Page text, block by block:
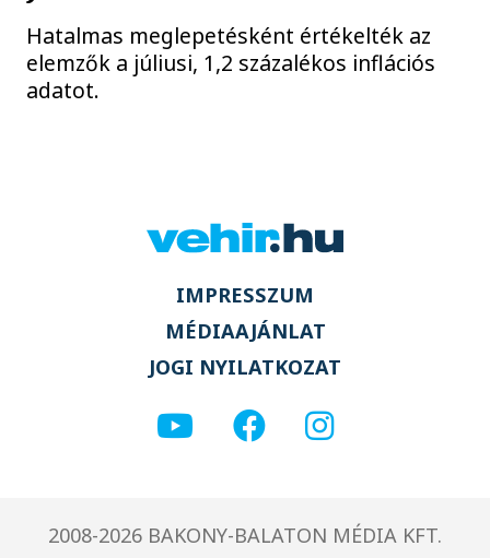
Hatalmas meglepetésként értékelték az
elemzők a júliusi, 1,2 százalékos inflációs
adatot.
IMPRESSZUM
MÉDIAAJÁNLAT
JOGI NYILATKOZAT
2008-2026 BAKONY-BALATON MÉDIA KFT.